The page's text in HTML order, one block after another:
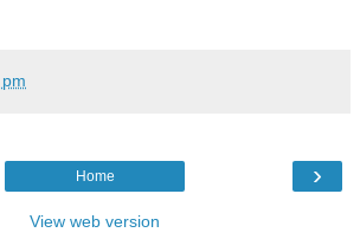
›
Home
View web version